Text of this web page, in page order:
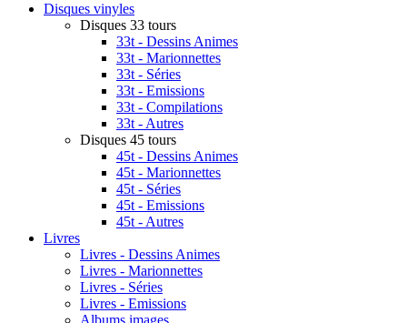
Disques vinyles
Disques 33 tours
33t - Dessins Animes
33t - Marionnettes
33t - Séries
33t - Emissions
33t - Compilations
33t - Autres
Disques 45 tours
45t - Dessins Animes
45t - Marionnettes
45t - Séries
45t - Emissions
45t - Autres
Livres
Livres - Dessins Animes
Livres - Marionnettes
Livres - Séries
Livres - Emissions
Albums images